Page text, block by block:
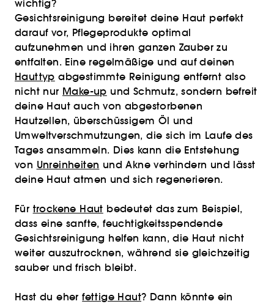
wichtig?
Gesichtsreinigung bereitet deine Haut perfekt
darauf vor, Pflegeprodukte optimal
aufzunehmen und ihren ganzen Zauber zu
entfalten. Eine regelmäßige und auf deinen
Hauttyp abgestimmte Reinigung entfernt also
nicht nur Make-up und Schmutz, sondern befreit
deine Haut auch von abgestorbenen
Hautzellen, überschüssigem Öl und
Umweltverschmutzungen, die sich im Laufe des
Tages ansammeln. Dies kann die Entstehung
von Unreinheiten und Akne verhindern und lässt
deine Haut atmen und sich regenerieren.
Für trockene Haut bedeutet das zum Beispiel,
dass eine sanfte, feuchtigkeitsspendende
Gesichtsreinigung helfen kann, die Haut nicht
weiter auszutrocknen, während sie gleichzeitig
sauber und frisch bleibt.
Hast du eherfettige Haut? Dann könnte ein